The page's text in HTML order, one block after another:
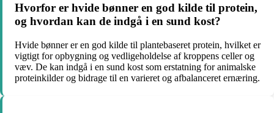
Hvorfor er hvide bønner en god kilde til protein,
og hvordan kan de indgå i en sund kost?
Hvide bønner er en god kilde til plantebaseret protein, hvilket er
vigtigt for opbygning og vedligeholdelse af kroppens celler og
væv. De kan indgå i en sund kost som erstatning for animalske
proteinkilder og bidrage til en varieret og afbalanceret ernæring.